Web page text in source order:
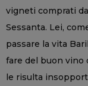
vigneti comprati
Sessanta. Lei,
passare la vita
fare del buon vino
le risulta